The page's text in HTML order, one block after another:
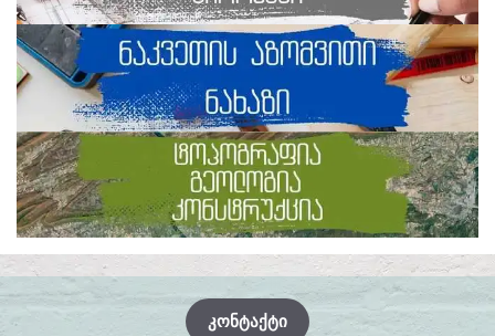
ᲙᲝᲜᲢᲐᲥᲢᲘ